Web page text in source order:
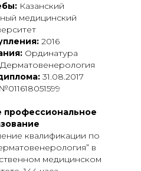
Казанский
медицинский
2016
Ординатура
31.08.2017
№011618051599
профессиональное
квалификации по
в
медицинском